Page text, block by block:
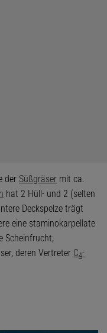
der Süßgräser mit ca.
hat 2 Hüll- und 2 (selten
Deckspelze trägt
eine staminokarpellate
Scheinfrucht;
deren Vertreter C4-